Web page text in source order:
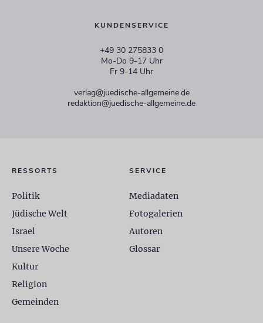
KUNDENSERVICE
+49 30 275833 0
Mo-Do 9-17 Uhr
Fr 9-14 Uhr
verlag@juedische-allgemeine.de
redaktion@juedische-allgemeine.de
RESSORTS
Politik
Jüdische Welt
Israel
Unsere Woche
Kultur
Religion
Gemeinden
SERVICE
Mediadaten
Fotogalerien
Autoren
Glossar